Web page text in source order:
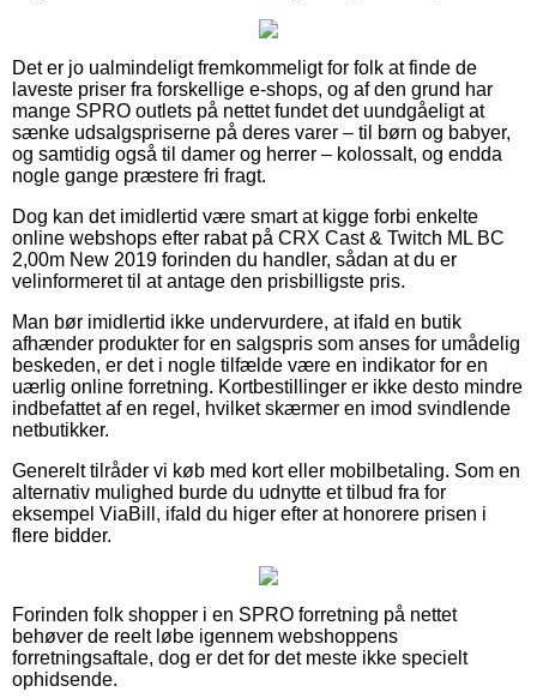
Det er jo ualmindeligt fremkommeligt for folk at finde de
laveste priser fra forskellige e-shops, og af den grund har
mange SPRO outlets på nettet fundet det uundgåeligt at
sænke udsalgspriserne på deres varer – til børn og babyer,
og samtidig også til damer og herrer – kolossalt, og endda
nogle gange præstere fri fragt.
Dog kan det imidlertid være smart at kigge forbi enkelte
online webshops efter rabat på CRX Cast & Twitch ML BC
2,00m New 2019 forinden du handler, sådan at du er
velinformeret til at antage den prisbilligste pris.
Man bør imidlertid ikke undervurdere, at ifald en butik
afhænder produkter for en salgspris som anses for umådelig
beskeden, er det i nogle tilfælde være en indikator for en
uærlig online forretning. Kortbestillinger er ikke desto mindre
indbefattet af en regel, hvilket skærmer en imod svindlende
netbutikker.
Generelt tilråder vi køb med kort eller mobilbetaling. Som en
alternativ mulighed burde du udnytte et tilbud fra for
eksempel ViaBill, ifald du higer efter at honorere prisen i
flere bidder.
Forinden folk shopper i en SPRO forretning på nettet
behøver de reelt løbe igennem webshoppens
forretningsaftale, dog er det for det meste ikke specielt
ophidsende.